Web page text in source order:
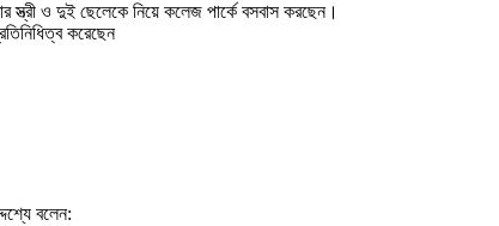
স্ত্রী ও দুই ছেলেকে নিয়ে কলেজ পার্কে বসবাস করছেন।
করেছেন
বলেন: